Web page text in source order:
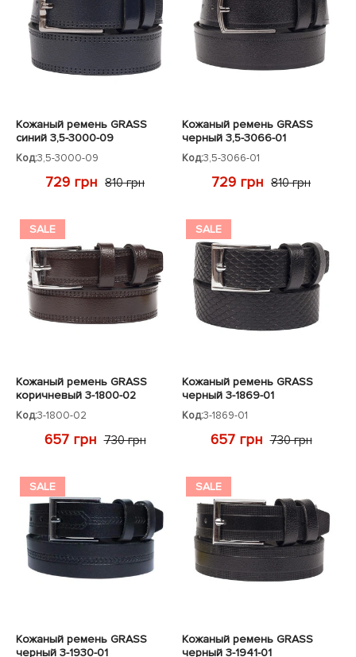
Кожаный ремень GRASS
синий 3,5-3000-09
Код:3,5-3000-09
729 грн 810 грн
Кожаный ремень GRASS
черный 3,5-3066-01
Код:3,5-3066-01
729 грн 810 грн
SALE
Кожаный ремень GRASS
коричневый 3-1800-02
Код:3-1800-02
657 грн 730 грн
SALE
Кожаный ремень GRASS
черный 3-1869-01
Код:3-1869-01
657 грн 730 грн
SALE
Кожаный ремень GRASS
черный 3-1930-01
SALE
Кожаный ремень GRASS
черный 3-1941-01